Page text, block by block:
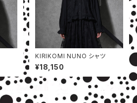
KIRIKOMI NUNO シャツ
¥18,150